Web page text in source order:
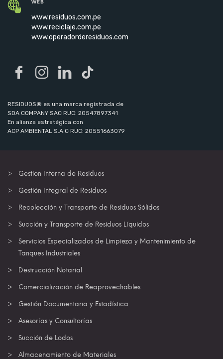
WEB
www.residuos.com.pe
www.reciclaje.com.pe
www.operadorderesiduos.com
RESIDUOS® es una marca registrada de
SDA COMPANY SAC RUC: 20547897341
En alianza estratégica con
ACP AMBIENTAL S.A.C RUC: 20551663079
Gestion Interna de Residuos
Gestión Integral de Residuos
Recolección y Transporte de Residuos Sólidos
Succión y Transporte de Residuos Líquidos
Servicios Especializados de Limpieza y Mantenimiento de
Tanques Industriales
Destrucción Notarial
Comercialización de Reaprovechables
Gestión Documentaria y Estadística
Asesorías y Consultorías
Succión de Lodos
Almacenamiento de Materiales